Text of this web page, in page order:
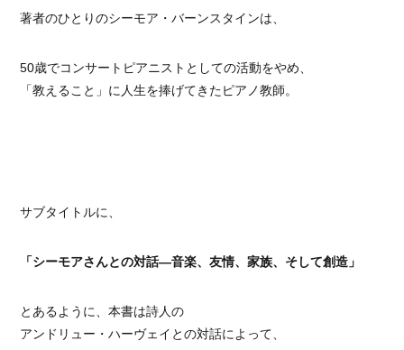
著者のひとりのシーモア・バーンスタインは、
50歳でコンサートピアニストとしての活動をやめ、
「教えること」に人生を捧げてきたピアノ教師。
サブタイトルに、
「シーモアさんとの対話―音楽、友情、家族、そして創造」
とあるように、本書は詩人の
アンドリュー・ハーヴェイとの対話によって、